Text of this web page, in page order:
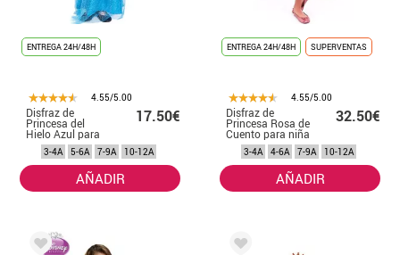
ENTREGA 24H/48H
4.55/5.00
Disfraz de
Princesa del
Hielo Azul para
niña
17.50€
3-4A 5-6A 7-9A 10-12A
AÑADIR
ENTREGA 24H/48H SUPERVENTAS
4.55/5.00
Disfraz de
Princesa Rosa de
Cuento para niña
32.50€
3-4A 4-6A 7-9A 10-12A
AÑADIR